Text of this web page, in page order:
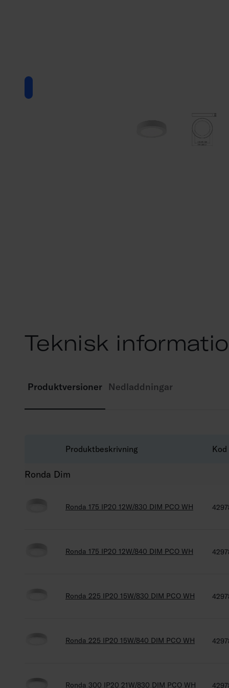
Teknisk
Produktversioner Nedladdningar
Produktbeskrivning Kod
Ronda Dim
Ronda 175 IP20 12W/830 DIM PCO WH
Ronda 175 IP20 12W/840 DIM PCO WH
Ronda 225 IP20 15W/830 DIM PCO WH
Ronda 225 IP20 15W/840 DIM PCO WH
Ronda 300 IP20 21W/830 DIM PCO WH